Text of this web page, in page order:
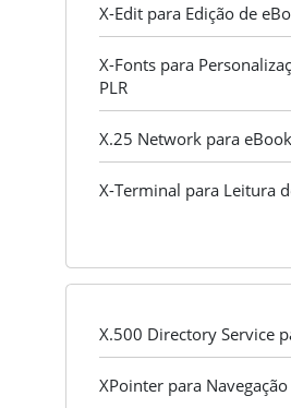
X-Edit para Edição de
X-Fonts para
PLR
X.25 Network para
X-Terminal para Leitura
X.500 Directory Service
XPointer para